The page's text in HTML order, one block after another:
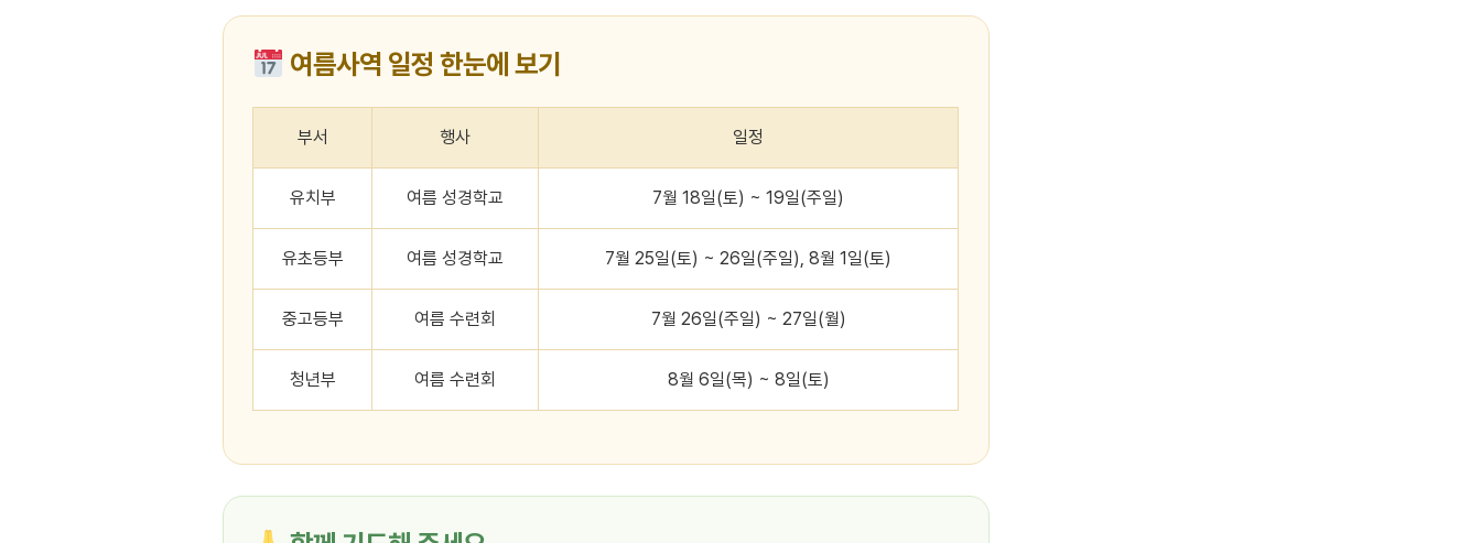
여름사역 일정 한눈에 보기
부서 행사 일정
유치부 여름 성경학교 7월 18일(토) ~ 19일(주일)
유초등부 여름 성경학교 7월 25일(토) ~ 26일(주일), 8월 1일(토)
중고등부 여름 수련회 7월 26일(주일) ~ 27일(월)
청년부 여름 수련회 8월 6일(목) ~ 8일(토)